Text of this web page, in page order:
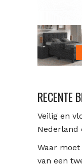
RECENTE
Veilig en
Nederland
Waar
van een